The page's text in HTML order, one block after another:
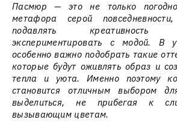
Пасмюр — это не только
метафора серой
подавлять
экспериментировать с модой. В
особенно важно подобрать такие
которые будут оживлять образ и
тепла и уюта. Именно поэтому
становится отличным выбором
выделиться, не прибегая к
вызывающим цветам.